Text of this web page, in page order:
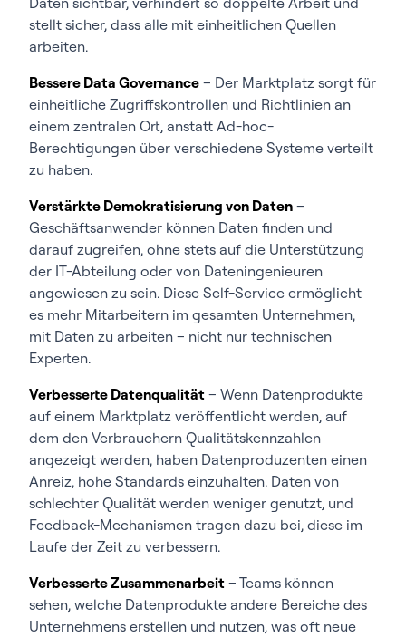
stellt sicher, dass alle mit einheitlichen Quellen
arbeiten.
Bessere Data Governance – Der Marktplatz sorgt für
einheitliche Zugriffskontrollen und Richtlinien an
einem zentralen Ort, anstatt Ad-hoc-
Berechtigungen über verschiedene Systeme verteilt
zu haben.
Verstärkte Demokratisierung von Daten –
Geschäftsanwender können Daten finden und
darauf zugreifen, ohne stets auf die Unterstützung
der IT-Abteilung oder von Dateningenieuren
angewiesen zu sein. Diese Self-Service ermöglicht
es mehr Mitarbeitern im gesamten Unternehmen,
mit Daten zu arbeiten – nicht nur technischen
Experten.
Verbesserte Datenqualität – Wenn Datenprodukte
auf einem Marktplatz veröffentlicht werden, auf
dem den Verbrauchern Qualitätskennzahlen
angezeigt werden, haben Datenproduzenten einen
Anreiz, hohe Standards einzuhalten. Daten von
schlechter Qualität werden weniger genutzt, und
Feedback-Mechanismen tragen dazu bei, diese im
Laufe der Zeit zu verbessern.
Verbesserte Zusammenarbeit – Teams können
sehen, welche Datenprodukte andere Bereiche des
Unternehmens erstellen und nutzen, was oft neue